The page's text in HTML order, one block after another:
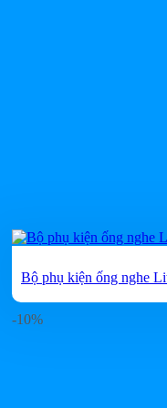
Bộ phụ kiện ống nghe
-10%